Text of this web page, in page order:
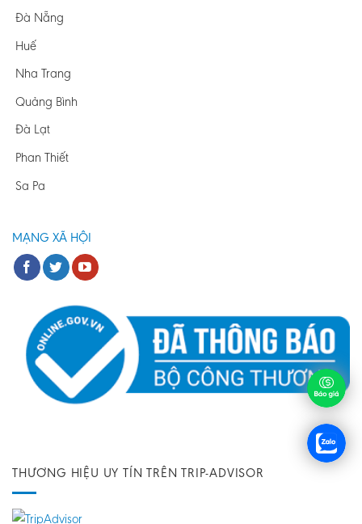
Đà Nẵng
Huế
Nha Trang
Quảng Bình
Đà Lạt
Phan Thiết
Sa Pa
MẠNG XÃ HỘI
THƯƠNG HIỆU UY TÍN TRÊN TRIP-ADVISOR